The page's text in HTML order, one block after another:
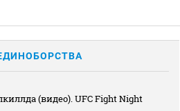
(видео). UFC Fight Night